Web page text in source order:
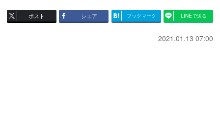
ポスト シェア ブックマーク LINEで送る
2021.01.13 07:00